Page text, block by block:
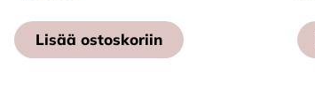
Lisää ostoskoriin